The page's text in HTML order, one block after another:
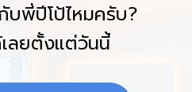
บพี่ปีโป้ไหมครับ?
เลยตั้งแต่วันนี้